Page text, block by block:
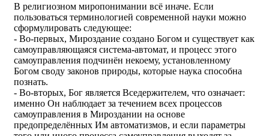
В религиозном миропонимании всё иначе. Если
пользоваться терминологией современной науки можно
сформулировать следующее:
- Во-первых, Мироздание создано Богом и существует как
самоуправляющаяся система-автомат, и процесс этого
самоуправления подчинён некоему, установленному
Богом своду законов природы, которые наука способна
познать.
- Во-вторых, Бог является Вседержителем, что означает:
именно Он наблюдает за течением всех процессов
самоуправления в Мироздании на основе
предопределённых Им автоматизмов, и если параметры